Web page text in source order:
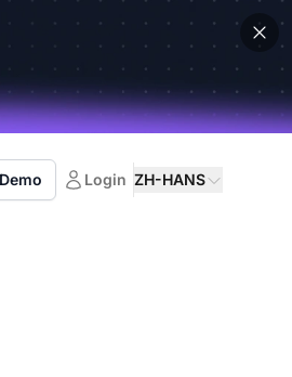
Demo Login ZH-HANS